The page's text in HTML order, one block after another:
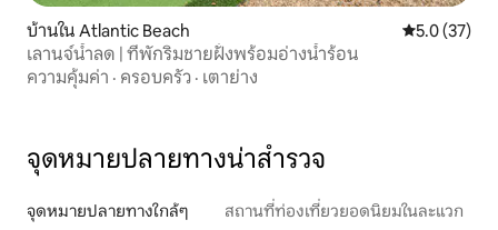
บ้านใน Atlantic Beach คะแนนเฉลี่ย
5.0 (37)
เลานจ์น้ำลด | ที่พักริมชายฝั่งพร้อมอ่างน้ำร้อน
ความคุ้มค่า · ครอบครัว · เตาย่าง
จุดหมายปลายทางน่าสำรวจ
จุดหมายปลายทางใกล้ๆ สถานที่ท่องเที่ยวยอดนิยมในละแวก